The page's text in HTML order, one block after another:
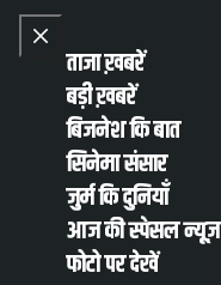
Skip to content
Close menu
ताजा ख़बरें
बड़ी ख़बरें
बिजनेश कि बात
सिनेमा संसार
जुर्म कि दुनियाँ
आज की स्पेसल न्यूज़
फोटो पर देखें
Open main menu
MENU